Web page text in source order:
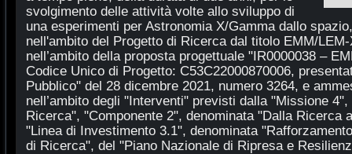
svolgimento delle attività volte allo sviluppo di
una esperimenti per Astronomia X/Gamma dallo
nell'ambito del Progetto di Ricerca dal titolo EMM/
nell’ambito della proposta progettuale "IR0000038 –
Codice Unico di Progetto: C53C22000870006,
Pubblico" del 28 dicembre 2021, numero 3264, e
nell’ambito degli "Interventi" previsti dalla "Missione
Ricerca", "Componente 2", denominata "Dalla Ricerca
"Linea di Investimento 3.1", denominata
di Ricerca", del "Piano Nazionale di Ripresa e